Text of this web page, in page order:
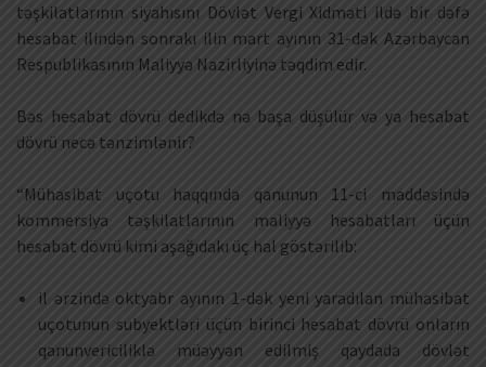
təşkilatlarının siyahısını Dövlət Vergi Xidməti ildə bir dəfə
hesabat ilindən sonrakı ilin mart ayının 31-dək Azərbaycan
Respublikasının Maliyyə Nazirliyinə təqdim edir.
Bəs hesabat dövrü dedikdə nə başa düşülür və ya hesabat
dövrü necə tənzimlənir?
“Mühasibat uçotu haqqında qanunun 11-ci maddəsində
kommersiya təşkilatlarının maliyyə hesabatları üçün
hesabat dövrü kimi aşağıdakı üç hal göstərilib:
il ərzində oktyabr ayının 1-dək yeni yaradılan mühasibat
uçotunun subyektləri üçün birinci hesabat dövrü onların
qanunvericiliklə müəyyən edilmiş qaydada dövlət